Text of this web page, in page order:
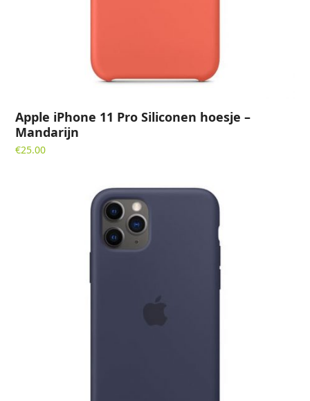
Apple iPhone 11 Pro Siliconen hoesje –
Mandarijn
€25.00